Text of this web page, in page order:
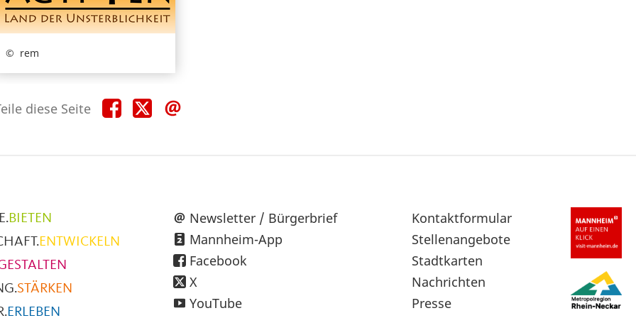
rem
diese Seite Teile
diese
Teile
diese
BIETEN
ENTWICKELN
STÄRKEN
ERLEBEN
Newsletter / Bürgerbrief
Mannheim-App
Facebook
X
YouTube
Sekundärnavigation
im
Fußbereich
Kontaktformular
Stellenangebote
Stadtkarten
Nachrichten
Presse